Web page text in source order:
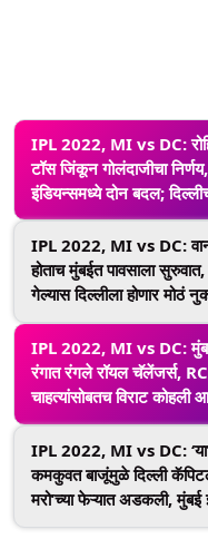
IPL 2022, MI vs DC:
टॉस जिंकून गोलंदाजीचा
इंडियन्समध्ये दोन बदल;
Prithvi Shaw चे
IPL 2022, MI vs DC:
होताच मुंबईत पावसाला
गेल्यास दिल्लीला होणार मोठं
IPL 2022, MI vs DC:
रंगात रंगले रॉयल चॅलेंजर्स,
चाहत्यांसोबतच विराट कोहली
प्लेसिसचा मुंबई इंडियन्सला
Pics)
IPL 2022, MI vs DC:
कमकुवत बाजूंमुळे दिल्ली
मरो’च्या फेऱ्यात अडकली, मुंबई